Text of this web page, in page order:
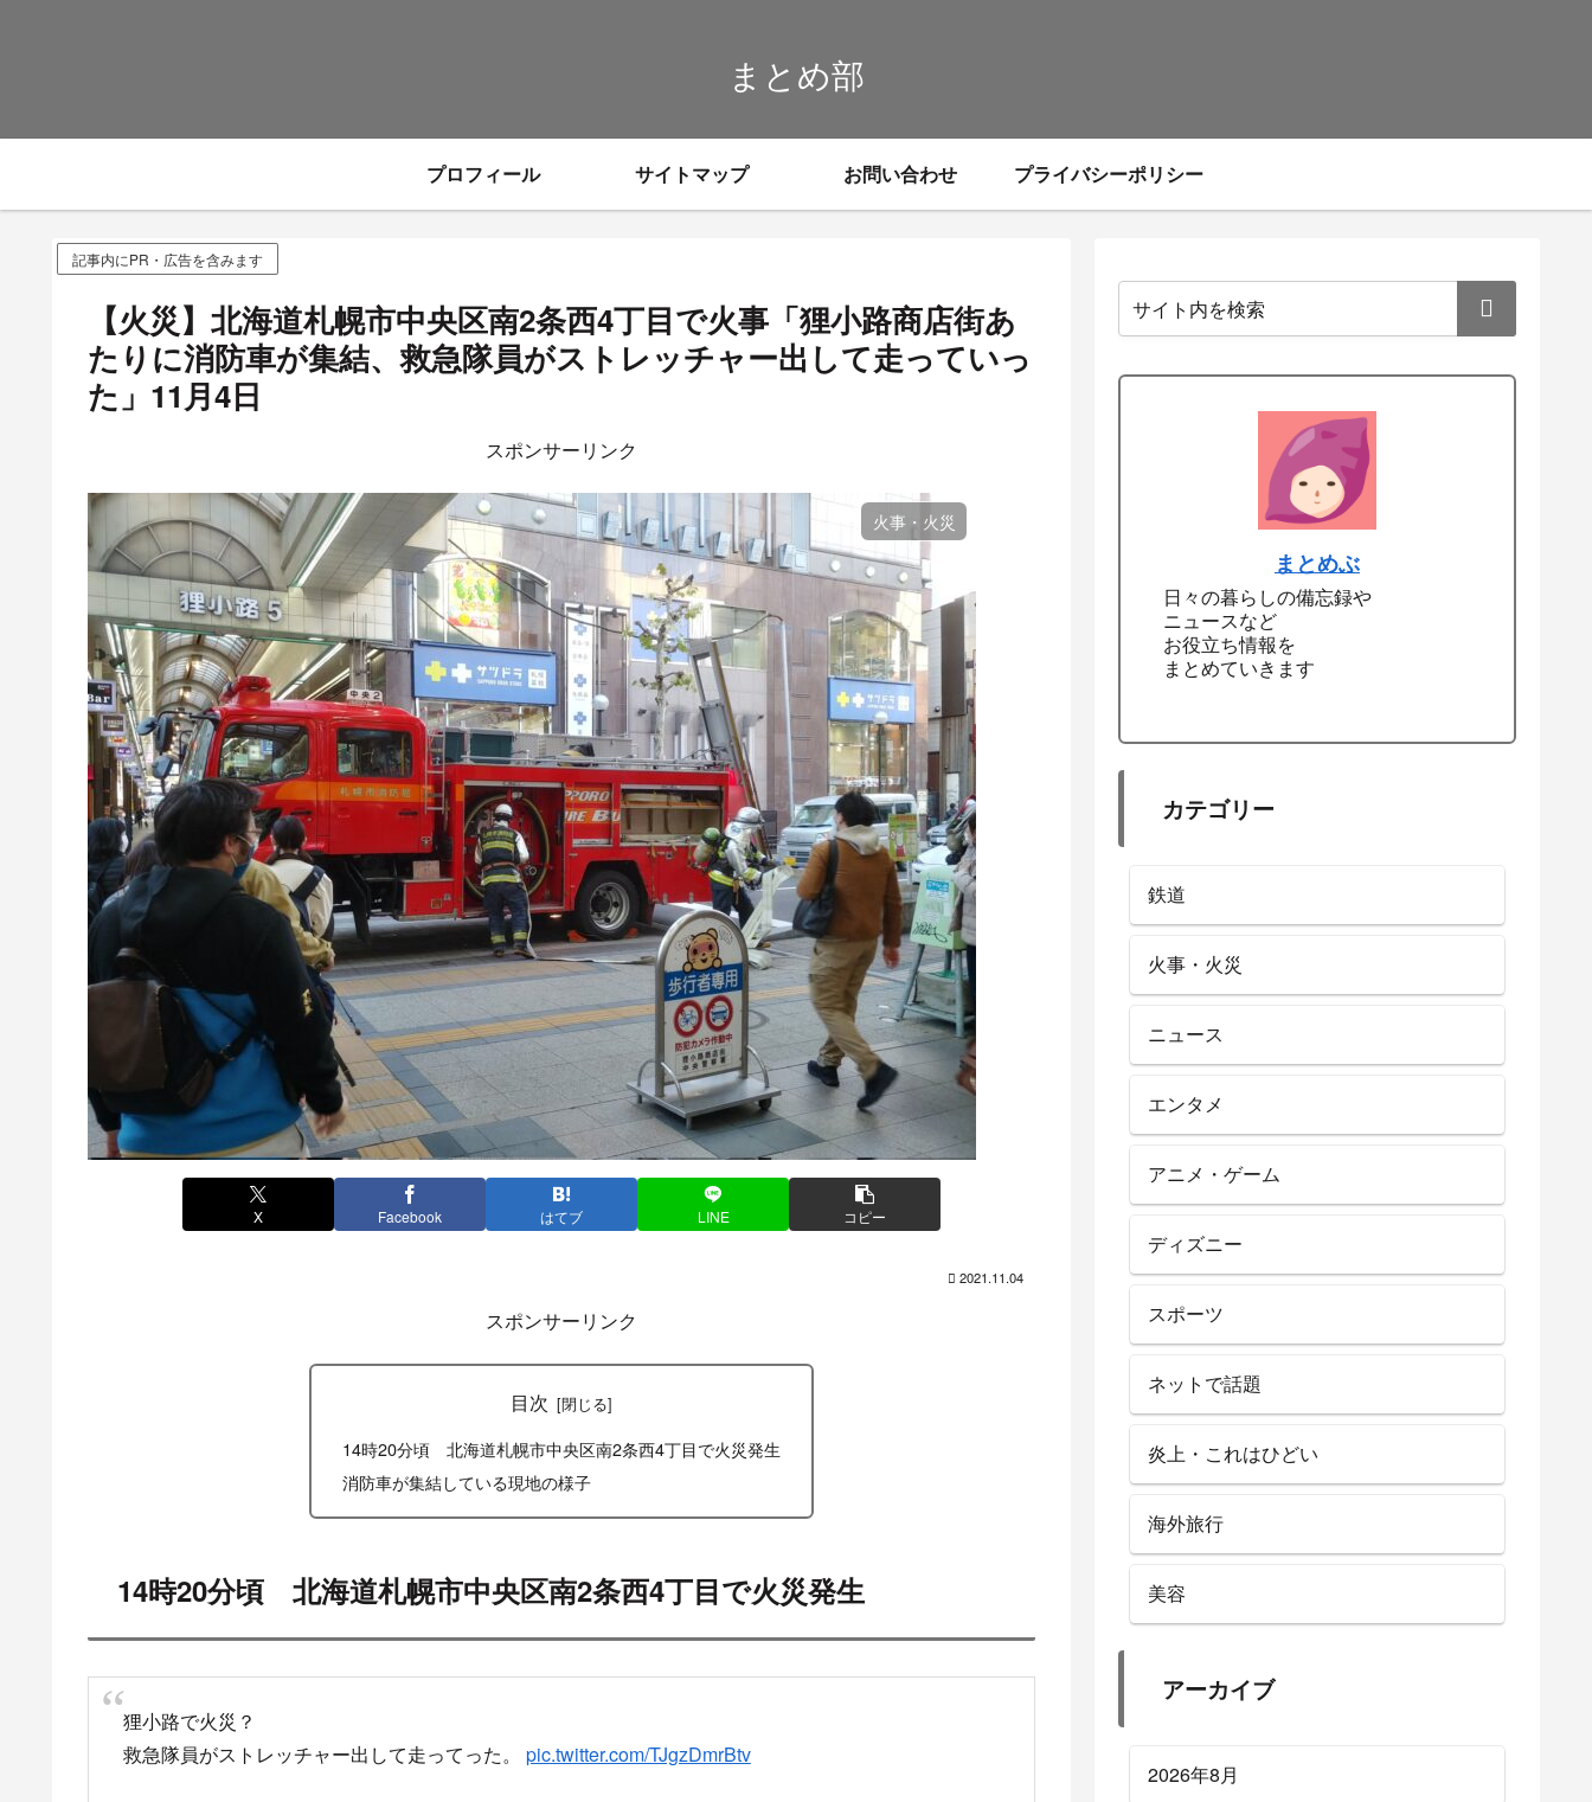
まとめ部
プロフィール サイトマップ お問い合わせ プライバシーポリシー
記事内にPR・広告を含みます
【火災】北海道札幌市中央区南2条西4丁目で火事「狸小路商店街あ
たりに消防車が集結、救急隊員がストレッチャー出して走っていっ
た」11月4日
スポンサーリンク
火事・火災
まとめぶ
日々の暮らしの備忘録や
ニュースなど
お役立ち情報を
まとめていきます
カテゴリー
鉄道
火事・火災
ニュース
エンタメ
アニメ・ゲーム
ディズニー
スポーツ
ネットで話題
炎上・これはひどい
海外旅行
美容
アーカイブ
2026年8月